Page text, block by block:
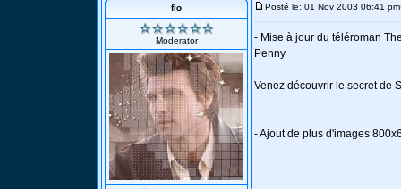
fio
Moderator
Posté le: 01 Nov 2003 06:41 pm
- Mise à jour du téléroman
Penny
Venez découvrir le secret de
- Ajout de plus d'images